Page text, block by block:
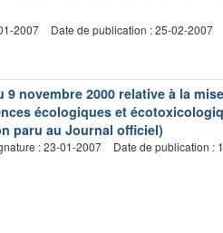
2007 Date de publication : 25-02-2007
novembre 2000 relative à la
écologiques et
paru au Journal officiel)
: 23-01-2007
Date de publication :